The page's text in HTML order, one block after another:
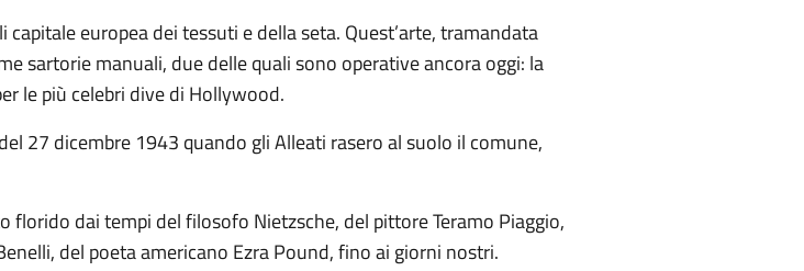
europea dei tessuti e della seta. Quest’arte, tramandata
sartorie manuali, due delle quali sono operative ancora oggi: la
le più celebri dive di Hollywood.
27 dicembre 1943 quando gli Alleati rasero al suolo il comune,
dai tempi del filosofo Nietzsche, del pittore Teramo Piaggio,
del poeta americano Ezra Pound, fino ai giorni nostri.